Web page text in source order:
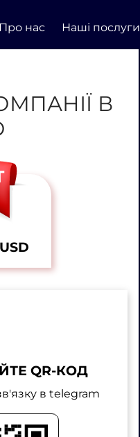
Про нас Наші послуги
В
QR-КОД
в telegram